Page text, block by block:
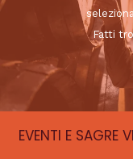
Fatti
EVENTI E SAGRE